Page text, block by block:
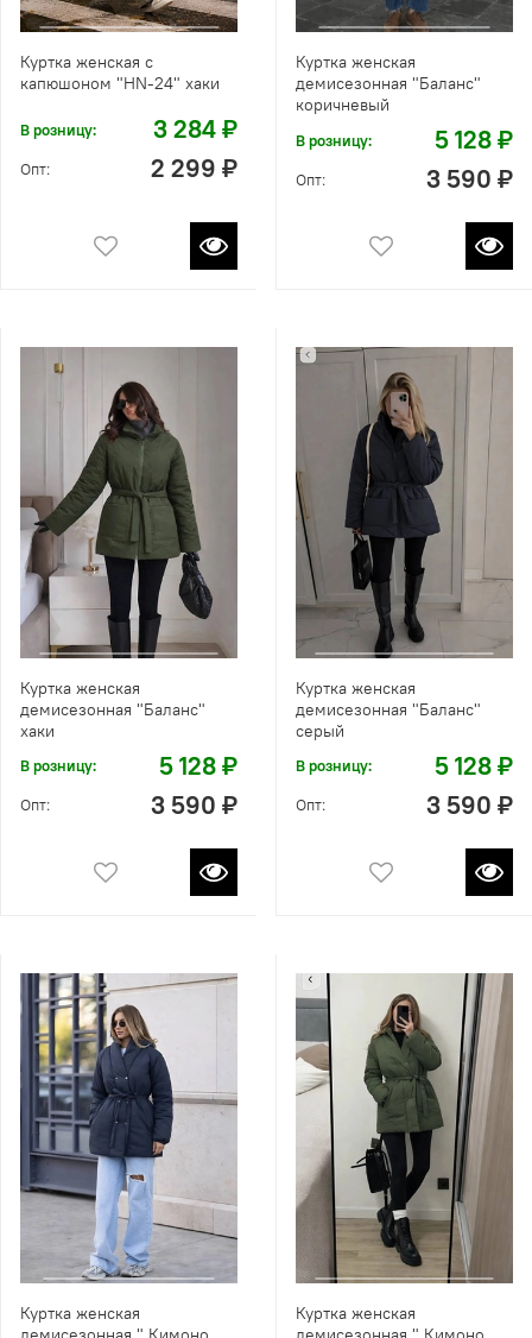
Куртка женская с
капюшоном "HN-24" хаки
В розницу: 3 284 ₽
Опт: 2 299 ₽
Куртка женская
демисезонная "Баланс"
коричневый
В розницу: 5 128 ₽
Опт: 3 590 ₽
Куртка женская
демисезонная "Баланс"
хаки
В розницу: 5 128 ₽
Опт: 3 590 ₽
Куртка женская
демисезонная "Баланс"
серый
В розницу: 5 128 ₽
Опт: 3 590 ₽
Куртка женская
Куртка женская